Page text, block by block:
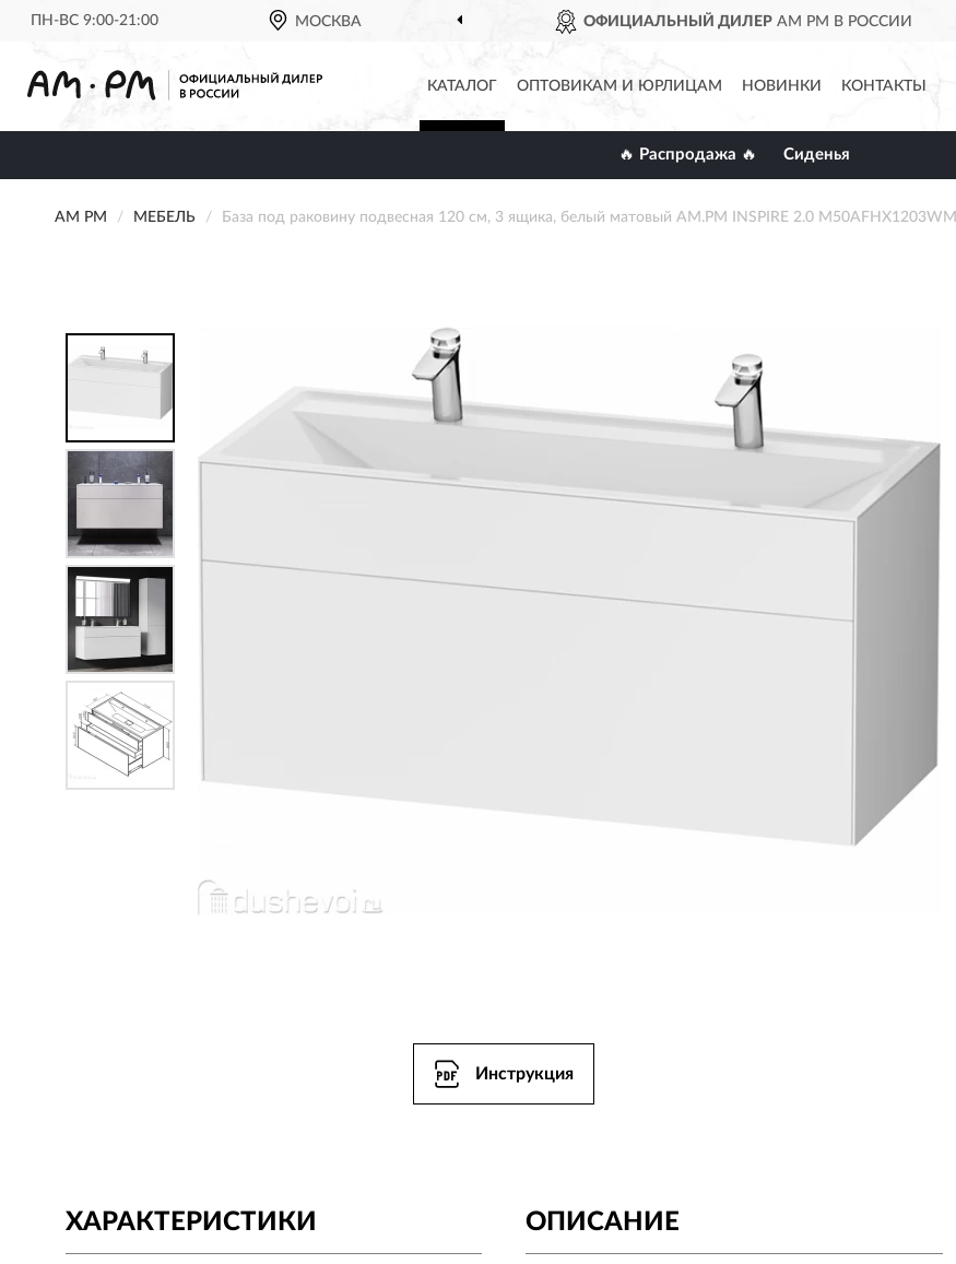
ПН-ВС 9:00-21:00 МОСКВА ОФИЦИАЛЬНЫЙ ДИЛЕР AM PM В РОССИИ
КАТАЛОГ ОПТОВИКАМ И ЮРЛИЦАМ НОВИНКИ КОНТАКТЫ
🔥 Распродажа 🔥 Сиденья
AM PM МЕБЕЛЬ База под раковину подвесная 120 см, 3 ящика, белый матовый AM.PM INSPIRE 2.0 M50AFHX1203WM
Инструкция
ХАРАКТЕРИСТИКИ ОПИСАНИЕ